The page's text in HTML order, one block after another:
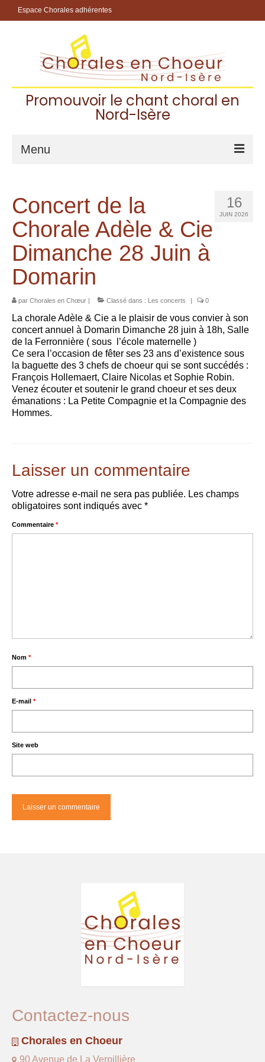
Espace Chorales adhérentes
Promouvoir le chant choral en
Nord-Isère
Menu
Les Chorales Adhérentes
Pourquoi chanter dans une chorale ?
Choisir sa chorale
Les Rencontres Chorales
Les Rencontres Chorales 2027 se préparent !
Les Rencontres depuis 2007
Actualités
Les concerts
Les stages et formations
16
JUIN 2026
Concert de la
Chorale Adèle & Cie
Dimanche 28 Juin à
Domarin
par Chorales en Chœur Classé dans : Les concerts 0
La chorale Adèle & Cie a le plaisir de vous convier à son
concert annuel à Domarin Dimanche 28 juin à 18h, Salle
de la Ferronnière ( sous l’école maternelle )
Ce sera l’occasion de fêter ses 23 ans d’existence sous
la baguette des 3 chefs de choeur qui se sont succédés :
François Hollemaert, Claire Nicolas et Sophie Robin.
Venez écouter et soutenir le grand choeur et ses deux
émanations : La Petite Compagnie et la Compagnie des
Hommes.
Laisser un commentaire
Votre adresse e-mail ne sera pas publiée. Les champs
obligatoires sont indiqués avec *
Commentaire *
Nom *
E-mail *
Site web
Contactez-nous
Chorales en Choeur
90 Avenue de La Verpillière